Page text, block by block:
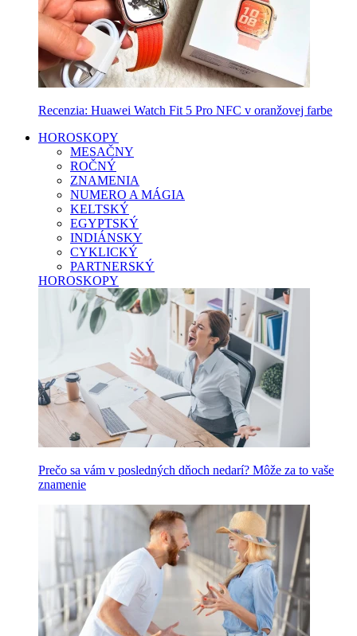
Recenzia: Huawei Watch Fit 5 Pro NFC v oranžovej farbe
HOROSKOPY
MESAČNY
ROČNÝ
ZNAMENIA
NUMERO A MÁGIA
KELTSKÝ
EGYPTSKÝ
INDIÁNSKY
CYKLICKÝ
PARTNERSKÝ
HOROSKOPY
Prečo sa vám v posledných dňoch nedarí? Môže za to vaše
znamenie